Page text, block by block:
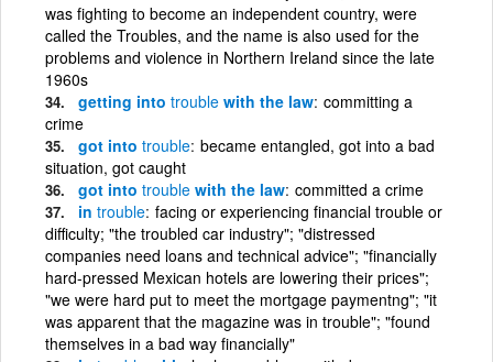
was fighting to become an independent country, were
called the Troubles, and the name is also used for the
problems and violence in Northern Ireland since the late
1960s
getting into trouble with the law committing a
crime
got into trouble became entangled, got into a bad
situation, got caught
got into trouble with the law committed a crime
in trouble facing or experiencing financial trouble or
difficulty; "the troubled car industry"; "distressed
companies need loans and technical advice"; "financially
hard-pressed Mexican hotels are lowering their prices";
"we were hard put to meet the mortgage paymentng"; "it
was apparent that the magazine was in trouble"; "found
themselves in a bad way financially"